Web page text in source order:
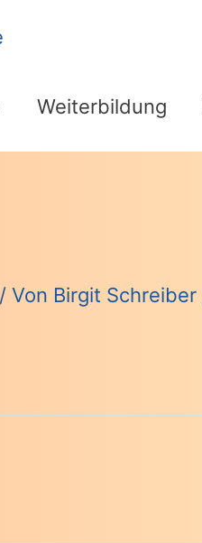
Weiterbildung
/ Von Birgit Schreiber